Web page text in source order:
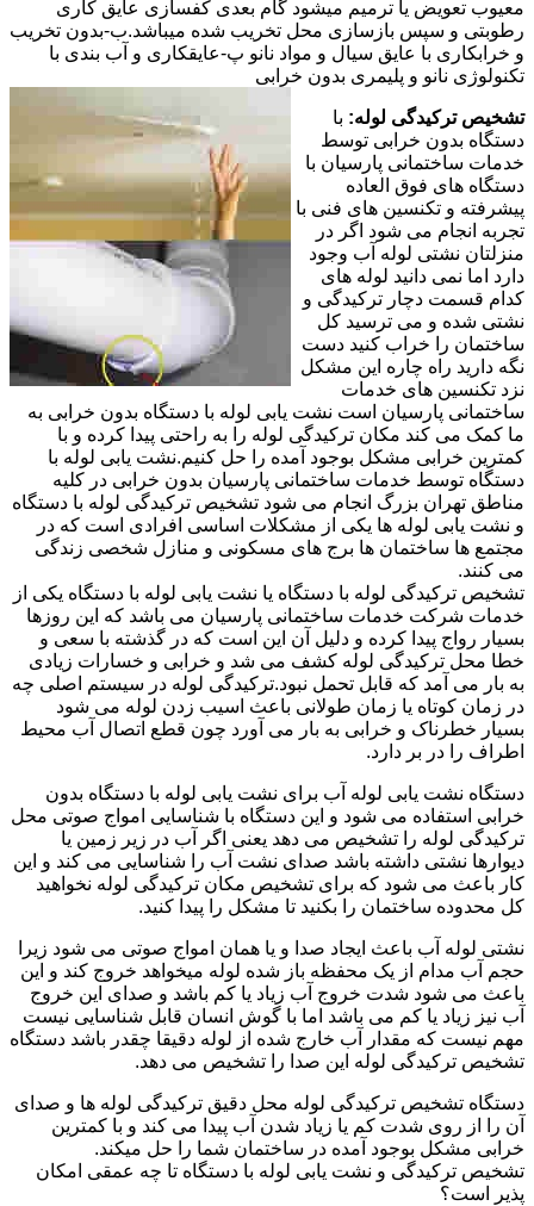
معیوب تعویض یا ترمیم میشود گام بعدی کفسازی عایق کاری
رطوبتی و سپس بازسازی محل تخریب شده میباشد.ب-بدون تخریب
و خرابکاری با عایق سیال و مواد نانو پ-عایقکاری و آب بندی با
تکنولوژی نانو و پلیمری بدون خرابی
تشخیص ترکیدگی لوله: با
دستگاه بدون خرابی توسط
خدمات ساختمانی پارسیان با
دستگاه های فوق العاده
پیشرفته و تکنسین های فنی با
تجربه انجام می شود اگر در
منزلتان نشتی لوله آب وجود
دارد اما نمی دانید لوله های
کدام قسمت دچار ترکیدگی و
نشتی شده و می ترسید کل
ساختمان را خراب کنید دست
نگه دارید راه چاره این مشکل
نزد تکنسین های خدمات
ساختمانی پارسیان است نشت یابی لوله با دستگاه بدون خرابی به
ما کمک می کند مکان ترکیدگی لوله را به راحتی پیدا کرده و با
کمترین خرابی مشکل بوجود آمده را حل کنیم.نشت یابی لوله با
دستگاه توسط خدمات ساختمانی پارسیان بدون خرابی در کلیه
مناطق تهران بزرگ انجام می شود تشخیص ترکیدگی لوله با دستگاه
و نشت یابی لوله ها یکی از مشکلات اساسی افرادی است که در
مجتمع ها ساختمان ها برج های مسکونی و منازل شخصی زندگی
می کنند.
تشخیص ترکیدگی لوله با دستگاه یا نشت یابی لوله با دستگاه یکی از
خدمات شرکت خدمات ساختمانی پارسیان می باشد که این روزها
بسیار رواج پیدا کرده و دلیل آن این است که در گذشته با سعی و
خطا محل ترکیدگی لوله کشف می شد و خرابی و خسارات زیادی
به بار می آمد که قابل تحمل نبود.ترکیدگی لوله در سیستم اصلی چه
در زمان کوتاه یا زمان طولانی باعث اسیب زدن لوله می شود
بسیار خطرناک و خرابی به بار می آورد چون قطع اتصال آب محیط
اطراف را در بر دارد.
دستگاه نشت یابی لوله آب برای نشت یابی لوله با دستگاه بدون
خرابی استفاده می شود و این دستگاه با شناسایی امواج صوتی محل
ترکیدگی لوله را تشخیص می دهد یعنی اگر آب در زیر زمین یا
دیوارها نشتی داشته باشد صدای نشت آب را شناسایی می کند و این
کار باعث می شود که برای تشخیص مکان ترکیدگی لوله نخواهید
کل محدوده ساختمان را بکنید تا مشکل را پیدا کنید.
نشتی لوله آب باعث ایجاد صدا و یا همان امواج صوتی می شود زیرا
حجم آب مدام از یک محفظه باز شده لوله میخواهد خروج کند و این
باعث می شود شدت خروج آب زیاد یا کم باشد و صدای این خروج
آب نیز زیاد یا کم می باشد اما با گوش انسان قابل شناسایی نیست
مهم نیست که مقدار آب خارج شده از لوله دقیقا چقدر باشد دستگاه
تشخیص ترکیدگی لوله این صدا را تشخیص می دهد.
دستگاه تشخیص ترکیدگی لوله محل دقیق ترکیدگی لوله ها و صدای
آن را از روی شدت کم یا زیاد شدن آب پیدا می کند و با کمترین
خرابی مشکل بوجود آمده در ساختمان شما را حل میکند.
تشخیص ترکیدگی و نشت یابی لوله با دستگاه تا چه عمقی امکان
پذیر است؟